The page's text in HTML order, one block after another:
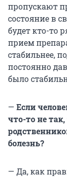
пропускают
состояние в
будет кто-то
прием
стабильнее,
постоянно
было
— Если
что-то не
болезнь?
— Да, как